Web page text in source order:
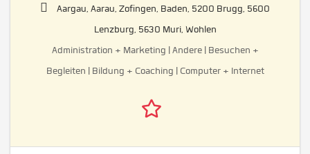
Aargau, Aarau, Zofingen, Baden, 5200 Brugg, 5600
Lenzburg, 5630 Muri, Wohlen
Administration + Marketing | Andere | Besuchen +
Begleiten | Bildung + Coaching | Computer + Internet